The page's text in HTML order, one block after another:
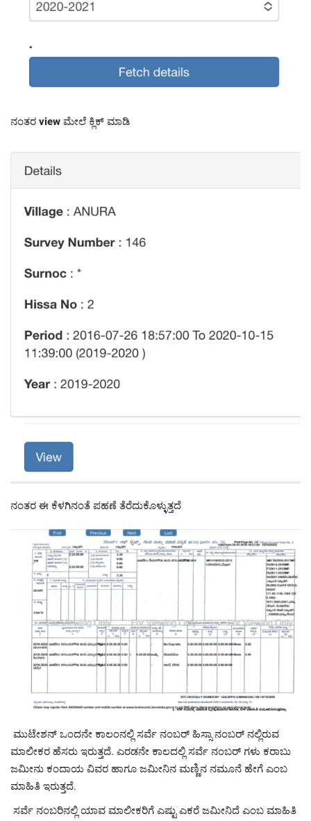
ನಂತರ view ಮೇಲೆ ಕ್ಲಿಕ್ ಮಾಡಿ
ನಂತರ ಈ ಕೆಳಗಿನಂತೆ ಪಹಣೆ ತೆರೆದುಕೊಳ್ಳುತ್ತದೆ
ಮುಟೇಶನ್ ಒಂದನೇ ಕಾಲಂನಲ್ಲಿ ಸರ್ವೆ ನಂಬರ್ ಹಿಸ್ಸಾ ನಂಬರ್ ನಲ್ಲಿರುವ
ಮಾಲೀಕರ ಹೆಸರು ಇರುತ್ತದೆ. ಎರಡನೇ ಕಾಲದಲ್ಲಿ ಸರ್ವೆ ನಂಬರ್ ಗಳು ಕರಾಬು
ಜಮೀನು ಕಂದಾಯ ವಿವರ ಹಾಗೂ ಜಮೀನಿನ ಮಣ್ಣಿನ ನಮೂನೆ ಹೇಗೆ ಎಂಬ
ಮಾಹಿತಿ ಇರುತ್ತದೆ.
ಸರ್ವೆ ನಂಬರಿನಲ್ಲಿ ಯಾವ ಮಾಲೀಕರಿಗೆ ಎಷ್ಟು ಎಕರೆ ಜಮೀನಿದೆ ಎಂಬ ಮಾಹಿತಿ